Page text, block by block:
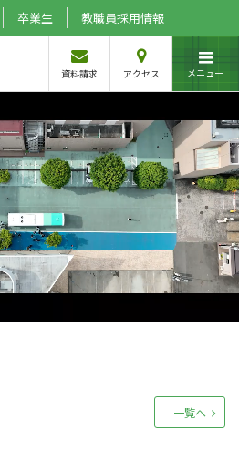
卒業生 教職員採用情報
資料請求 アクセス メニュー
一覧へ